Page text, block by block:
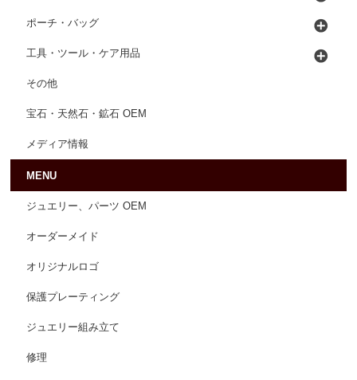
ポーチ・バッグ
工具・ツール・ケア用品
その他
宝石・天然石・鉱石 OEM
メディア情報
MENU
ジュエリー、パーツ OEM
オーダーメイド
オリジナルロゴ
保護プレーティング
ジュエリー組み立て
修理